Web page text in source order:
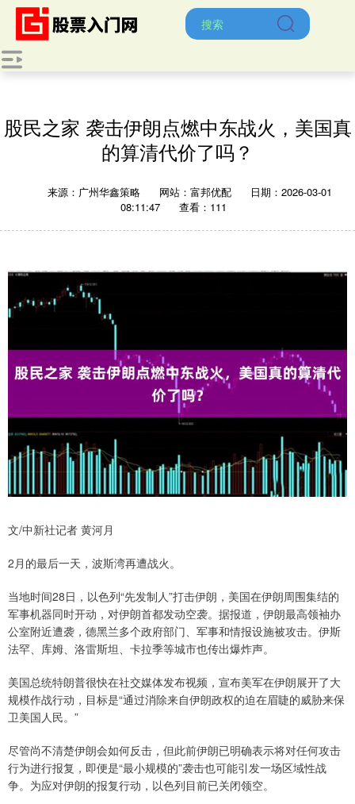
股民之家 袭击伊朗点燃中东战火，美国真
的算清代价了吗？
来源：广州华鑫策略 网站：富邦优配
日期：2026-03-01
08:11:47
查看：111
文/中新社记者 黄河月
2月的最后一天，波斯湾再遭战火。
当地时间28日，以色列“先发制人”打击伊朗，美国在伊朗周围集结的
军事机器同时开动，对伊朗首都发动空袭。据报道，伊朗最高领袖办
公室附近遭袭，德黑兰多个政府部门、军事和情报设施被攻击。伊斯
法罕、库姆、洛雷斯坦、卡拉季等城市也传出爆炸声。
美国总统特朗普很快在社交媒体发布视频，宣布美军在伊朗展开了大
规模作战行动，目标是“通过消除来自伊朗政权的迫在眉睫的威胁来保
卫美国人民。”
尽管尚不清楚伊朗会如何反击，但此前伊朗已明确表示将对任何攻击
行为进行报复，即便是“最小规模的”袭击也可能引发一场区域性战
争。为应对伊朗的报复行动，以色列目前已关闭领空。